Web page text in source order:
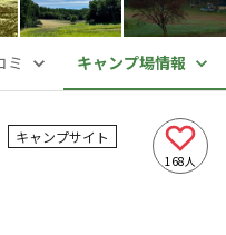
ミ キャンプ場情報
キャンプサイト
168人